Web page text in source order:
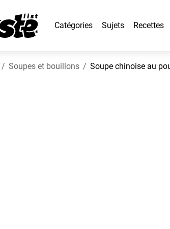
Catégories Sujets Recettes
Soupes et bouillons Soupe chinoise au